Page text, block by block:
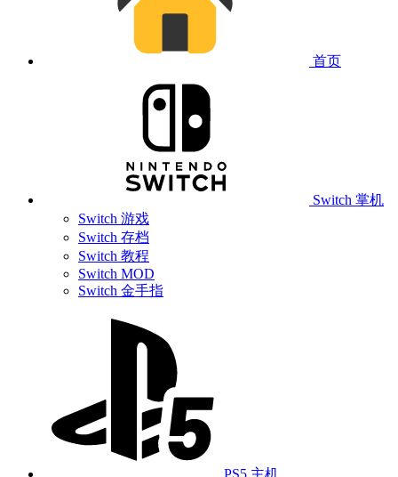
首页
Switch 掌机
Switch 游戏
Switch 存档
Switch 教程
Switch MOD
Switch 金手指